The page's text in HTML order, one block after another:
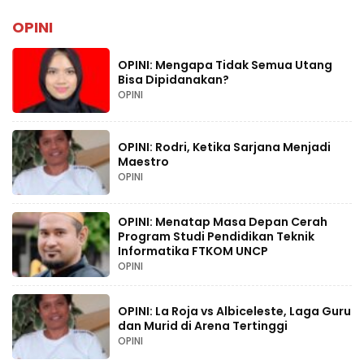
OPINI
OPINI: Mengapa Tidak Semua Utang
Bisa Dipidanakan?
OPINI
OPINI: Rodri, Ketika Sarjana Menjadi
Maestro
OPINI
OPINI: Menatap Masa Depan Cerah
Program Studi Pendidikan Teknik
Informatika FTKOM UNCP
OPINI
OPINI: La Roja vs Albiceleste, Laga Guru
dan Murid di Arena Tertinggi
OPINI